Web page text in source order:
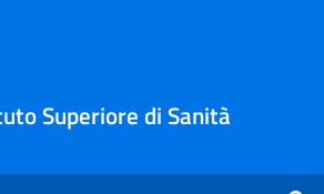
Superiore di Sanità